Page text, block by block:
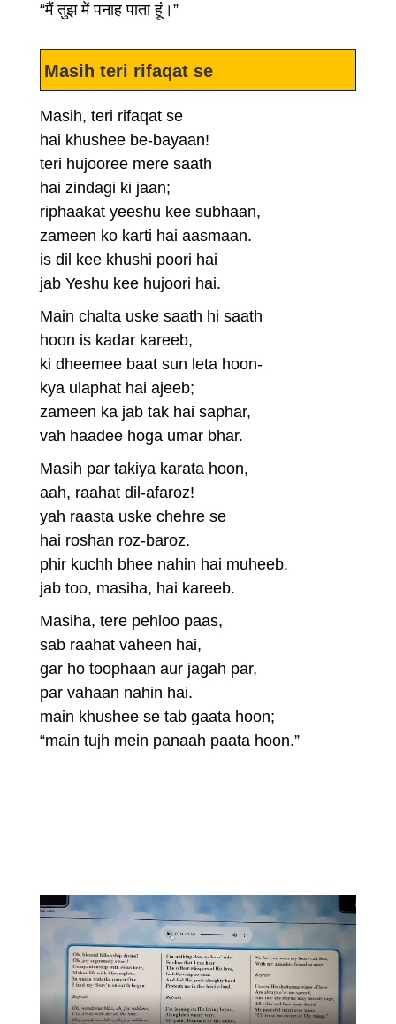
“मैं तुझ में पनाह पाता हूं।”
Masih teri rifaqat se
Masih, teri rifaqat se
hai khushee be-bayaan!
teri hujooree mere saath
hai zindagi ki jaan;
riphaakat yeeshu kee subhaan,
zameen ko karti hai aasmaan.
is dil kee khushi poori hai
jab Yeshu kee hujoori hai.
Main chalta uske saath hi saath
hoon is kadar kareeb,
ki dheemee baat sun leta hoon-
kya ulaphat hai ajeeb;
zameen ka jab tak hai saphar,
vah haadee hoga umar bhar.
Masih par takiya karata hoon,
aah, raahat dil-afaroz!
yah raasta uske chehre se
hai roshan roz-baroz.
phir kuchh bhee nahin hai muheeb,
jab too, masiha, hai kareeb.
Masiha, tere pehloo paas,
sab raahat vaheen hai,
gar ho toophaan aur jagah par,
par vahaan nahin hai.
main khushee se tab gaata hoon;
“main tujh mein panaah paata hoon.”